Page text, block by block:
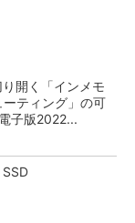
開く「インメモ
ーティング」の可
子版2022...